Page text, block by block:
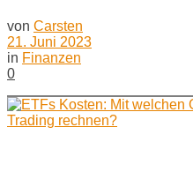
von Carsten
21. Juni 2023
in Finanzen
0